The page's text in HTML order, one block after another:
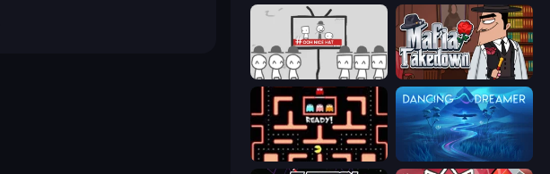
We Become What We Behold Mafia Takedown
Pacman Dancing Dreamer